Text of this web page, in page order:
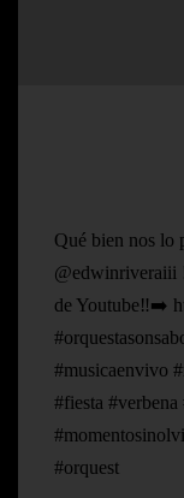
Qué bien nos lo
@edwinriveraiii
de Youtube‼️➡️
#musicaenvivo
#fiesta #verbena
#orquest